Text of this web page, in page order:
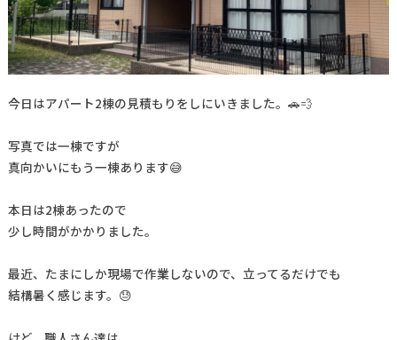
今日はアパート2棟の見積もりをしにいきました。🚗💨
写真では一棟ですが
真向かいにもう一棟あります😅
本日は2棟あったので
少し時間がかかりました。
最近、たまにしか現場で作業しないので、立ってるだけでも
結構暑く感じます。😓